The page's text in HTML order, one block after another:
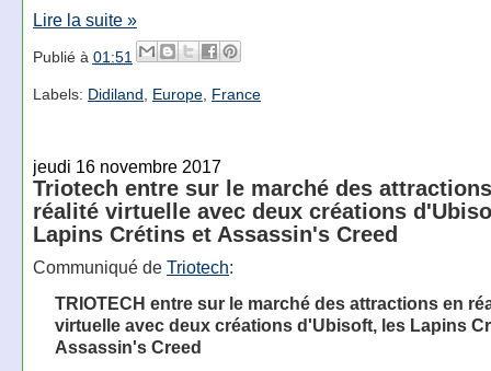
Lire la suite »
Publié à 01:51
Labels: Didiland, Europe, France
jeudi 16 novembre 2017
Triotech entre sur le marché des
réalité virtuelle avec deux créations
Lapins Crétins et Assassin's Creed
Communiqué de Triotech:
TRIOTECH entre sur le marché des attractions en
virtuelle avec deux créations d'Ubisoft, les Lapins
Assassin's Creed